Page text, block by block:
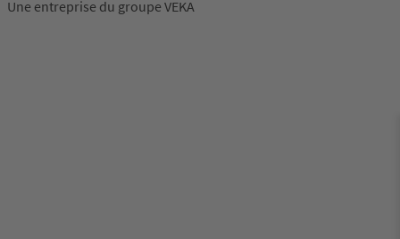
Une entreprise du groupe VEKA